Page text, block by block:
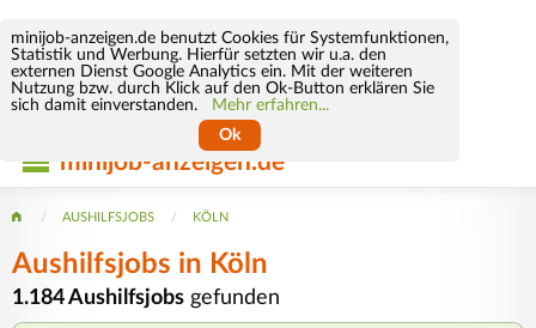
minijob-anzeigen.de benutzt Cookies für Systemfunktionen,
Statistik und Werbung. Hierfür setzten wir u.a. den
externen Dienst Google Analytics ein. Mit der weiteren
Nutzung bzw. durch Klick auf den Ok-Button erklären Sie
sich damit einverstanden.
Mehr erfahren...
Ok
minijob-anzeigen.de
AUSHILFSJOBS KÖLN
Aushilfsjobs in Köln
1.184 Aushilfsjobs gefunden